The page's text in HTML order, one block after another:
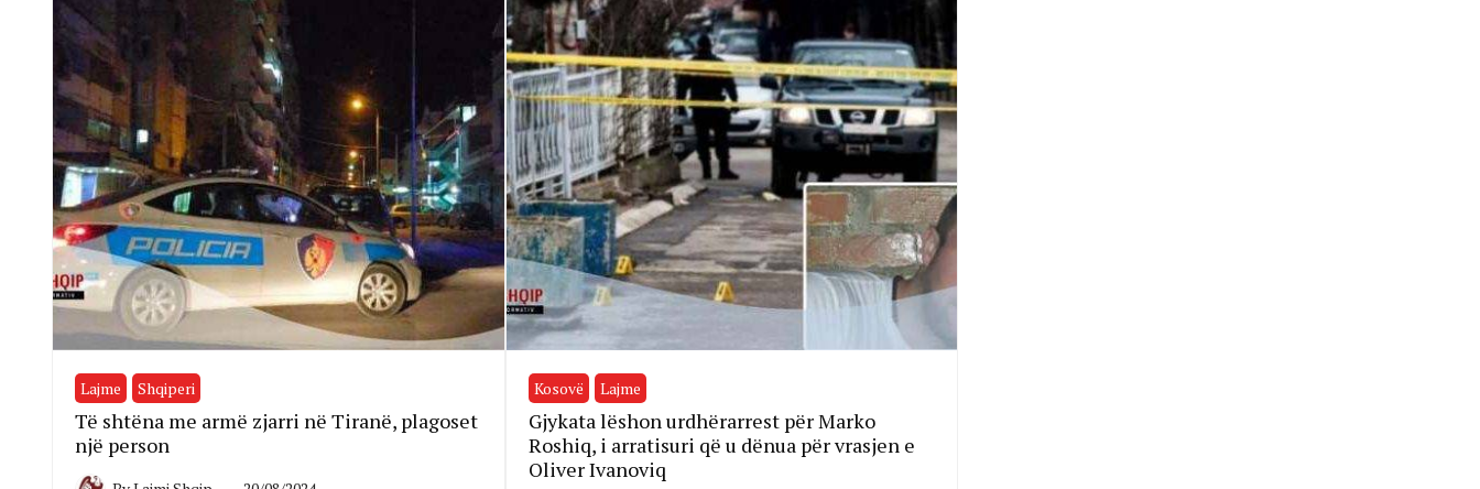
Lajme Shqiperi
Të shtëna me armë zjarri në Tiranë, plagoset
një person
Kosovë Lajme
Gjykata lëshon urdhërarrest për Marko
Roshiq, i arratisuri që u dënua për vrasjen e
Oliver Ivanoviq